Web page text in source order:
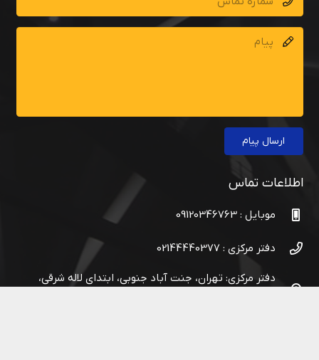
ارسال پیام
اطلاعات تماس
موبایل : 09120346763
دفتر مرکزی : 02144440377
دفتر مرکزی: تهران، جنت آباد جنوبی، ابتدای لاله شرقی،